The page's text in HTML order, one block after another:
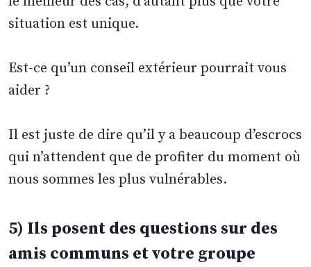
situation est unique.
Est-ce qu’un conseil extérieur pourrait vous
aider ?
Il est juste de dire qu’il y a beaucoup d’escrocs
qui n’attendent que de profiter du moment où
nous sommes les plus vulnérables.
5) Ils posent des questions sur des
amis communs et votre groupe